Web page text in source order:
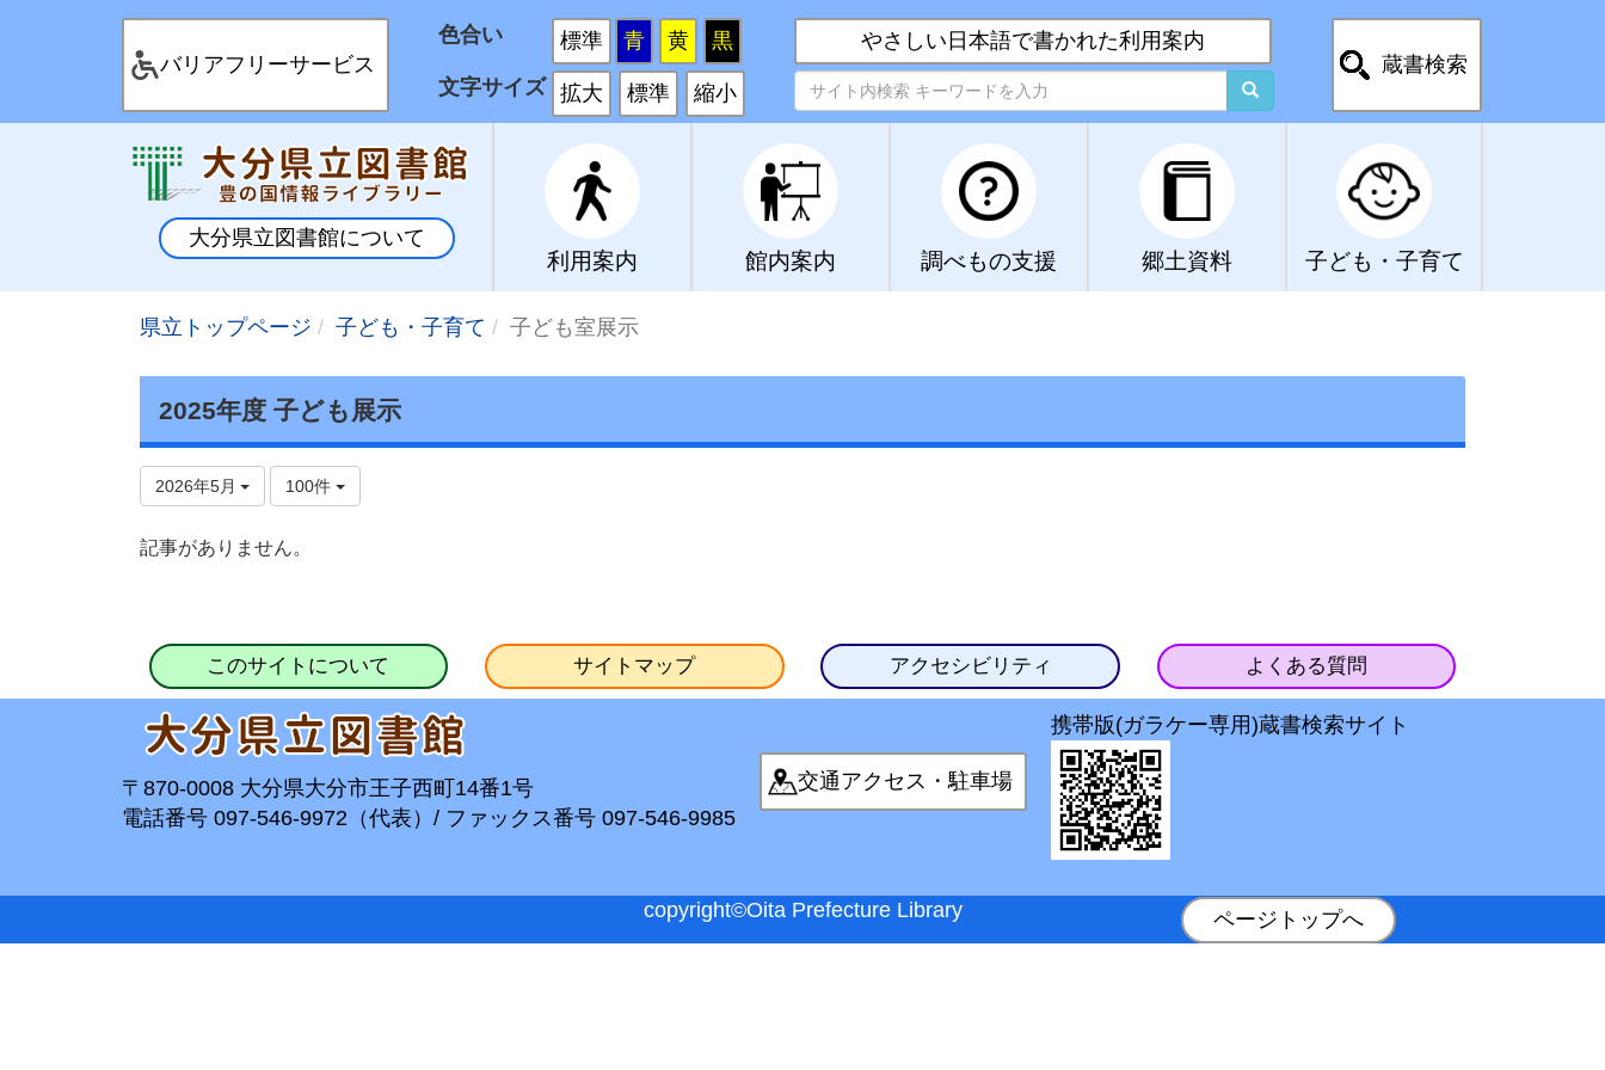
バリアフリーサービス
色合い 標準 青 黄
黒
文字サイズ 拡大 標準 縮小
やさしい日本語で書かれた利用案内
蔵書検索
大分県立図書館について
利用案内 館内案内 調べもの支援 郷土資料 子ども・子育て
県立トップページ 子ども・子育て 子ども室展示
2025年度 子ども展示
2026年5月 100件
記事がありません。
このサイトについて サイトマップ アクセシビリティ よくある質問
〒870-0008 大分県大分市王子西町14番1号
電話番号 097-546-9972（代表）/ ファックス番号 097-546-9985
交通アクセス・駐車場
携帯版(ガラケー専用)蔵書検索サイト
copyright©Oita Prefecture Library ページトップへ